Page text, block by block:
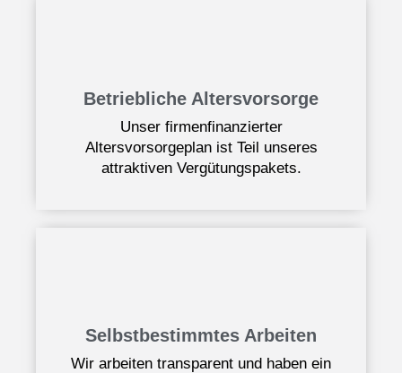
Betriebliche Altersvorsorge
Unser firmenfinanzierter
Altersvorsorgeplan ist Teil unseres
attraktiven Vergütungspakets.
Selbstbestimmtes Arbeiten
Wir arbeiten transparent und haben ein